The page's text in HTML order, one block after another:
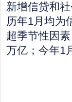
新增信贷和
历年1月均为
超季节性因
万亿；今年1